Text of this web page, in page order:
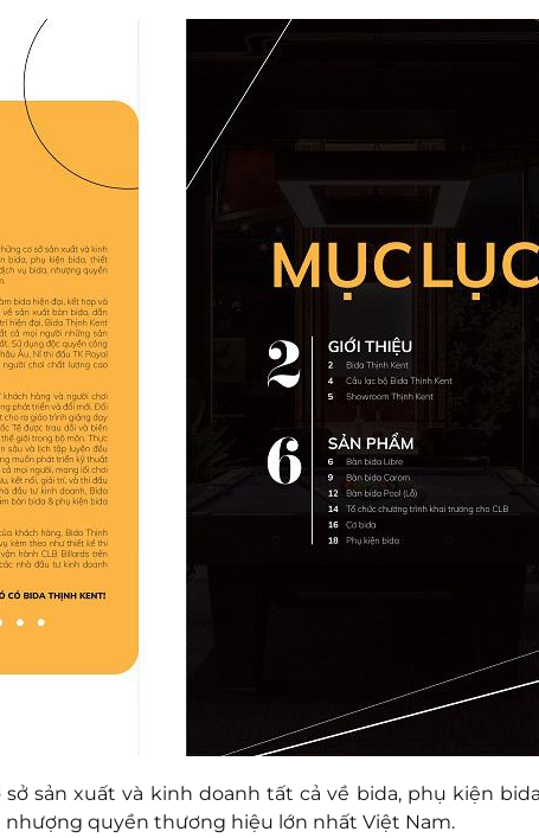
sản xuất và kinh doanh tất cả về bida, phụ kiện
nhượng quyền thương hiệu lớn nhất Việt Nam.